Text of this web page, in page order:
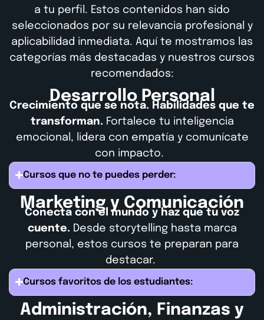
a tu perfil. Estos contenidos han sido
seleccionados por su relevancia profesional y
aplicabilidad inmediata. Aquí te mostramos las
categorías más destacadas y nuestros cursos
recomendados:
Desarrollo Personal
Crecimiento que se nota. Habilidades que te
transforman. Fortalece tu inteligencia
emocional, lidera con empatía y comunícate
con impacto.
Cursos que no te puedes perder:
Marketing y Comunicación
Conecta con el mundo y haz que tu voz
cuente. Desde storytelling hasta marca
personal, estos cursos te preparan para
destacar.
Cursos favoritos de los estudiantes:
Administración, Finanzas y